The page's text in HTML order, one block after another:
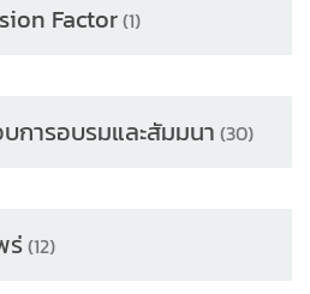
Factor(1)
บการอบรมและสัมมนา (30)
ร่(12)